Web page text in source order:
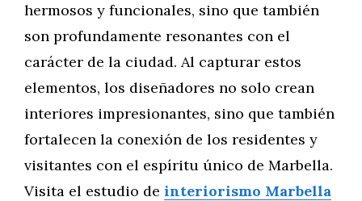
hermosos y funcionales, sino que también
son profundamente resonantes con el
carácter de la ciudad. Al capturar estos
elementos, los diseñadores no solo crean
interiores impresionantes, sino que también
fortalecen la conexión de los residentes y
visitantes con el espíritu único de Marbella.
Visita el estudio de interiorismo Marbella